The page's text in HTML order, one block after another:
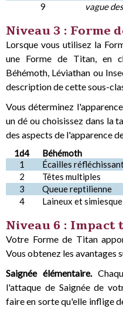
9
vague
Niveau 3 : Forme
Lorsque vous utilisez la
une Forme de Titan, en
Béhémoth, Léviathan ou
description de cette sous-
Vous déterminez
un dé ou choisissez dans la
des aspects de l'apparence
1d4 Béhémoth
1
Écailles
2
Têtes multiples
3
Queue reptilienne
4
Laineux et simiesque
Niveau 6 : Impact
Votre Forme de Titan
Vous obtenez les avantages
Saignée élémentaire.
l'attaque de Saignée de
faire en sorte qu'elle inflige